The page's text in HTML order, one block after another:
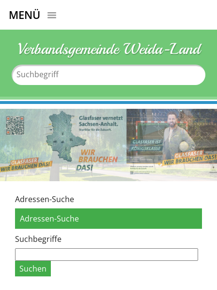
MENÜ
Verbandsgemeinde Weida-Land
Adressen-Suche
Adressen-Suche
Suchbegriffe